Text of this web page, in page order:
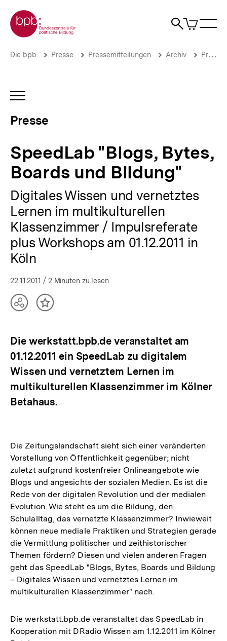
zum
Seiteninhalt
springen
Zur Startseite der bpb
Suche
Artikel
im
SpeedLab
und
Bildung"
Presse
Brotkrümelnavigation
Pfadnavigation
Die bpb Presse Pressemitteilungen Archiv Pressemitteilungen 2011
INHALTSNAVIGATION
Presse
SpeedLab "Blogs, Bytes,
Boards und Bildung"
Digitales Wissen und vernetztes
Lernen im multikulturellen
Klassenzimmer / Impulsreferate
plus Workshops am 01.12.2011 in
Köln
22.11.2011 / 2 Minuten zu lesen
TeilenInhalt
Die werkstatt.bpb.de veranstaltet am
01.12.2011 ein SpeedLab zu digitalem
Wissen und vernetztem Lernen im
multikulturellen Klassenzimmer im Kölner
Betahaus.
Die Zeitungslandschaft sieht sich einer veränderten
Vorstellung von Öffentlichkeit gegenüber; nicht
zuletzt aufgrund kostenfreier Onlineangebote wie
Blogs und angesichts der sozialen Medien. Es ist die
Rede von der digitalen Revolution und der medialen
Evolution. Wie steht es um die Bildung, den
Schulalltag, das vernetzte Klassenzimmer? Inwieweit
können neue mediale Praktiken und Strategien gerade
die Vermittlung politischer und zeithistorischer
Themen fördern? Diesen und vielen anderen Fragen
geht das SpeedLab "Blogs, Bytes, Boards und Bildung
– Digitales Wissen und vernetztes Lernen im
multikulturellen Klassenzimmer" nach.
Die werkstatt.bpb.de veranstaltet das SpeedLab in
Kooperation mit DRadio Wissen am 1.12.2011 im Kölner